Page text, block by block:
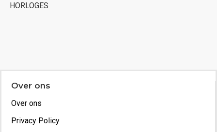
HORLOGES
Over ons
Over ons
Privacy Policy